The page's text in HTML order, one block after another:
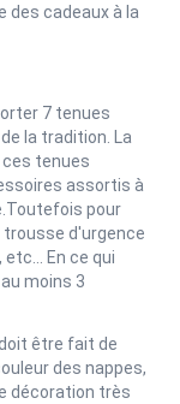
des cadeaux à la
7 tenues
la tradition. La
tenues
assortis à
pour
trousse d'urgence
En ce qui
moins 3
être fait de
des nappes,
décoration très